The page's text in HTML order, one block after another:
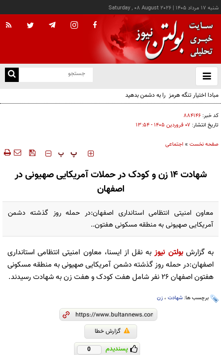
شنبه ۱۷ مرداد ۱۴۰۵ |
Saturday , 08 August 2026
باز
و
مبادا اختیار تنگه هرمز را به دشمن بدهید
کد خبر: ۸۸۴۱۴۶
تاریخ انتشار: ۰۷ فروردين ۱۴۰۵ - ۱۳:۵۴
صفحه نخست » اجتماعی
‍‍‍ پ پ
شهادت ۱۴ زن و کودک در حملات آمریکایی صهیونی در
اصفهان
معاون امنیتی انتظامی استانداری اصفهان:در حمله روز گذشته دشمن
آمریکایی صهیونی به منطقه مسکونی هفتون..
به گزارشبولتن نیوزبه نقل از ایسنا، معاون امنیتی انتظامی استانداری
اصفهان:در حمله روز گذشته دشمن آمریکایی صهیونی به منطقه مسکونی
هفتون اصفهان ۲۶ نفر شامل هفت کودک و هفت زن به شهادت رسیدند.
برچسب ها: شهادت ، زن
گزارش خطا
پسندیدم 0